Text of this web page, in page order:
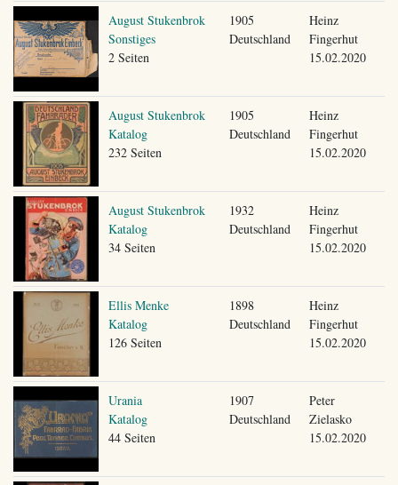
August Stukenbrok
Sonstiges
2 Seiten
1905
Deutschland
Heinz
Fingerhut
15.02.2020
August Stukenbrok
Katalog
232 Seiten
1905
Deutschland
Heinz
Fingerhut
15.02.2020
August Stukenbrok
Katalog
34 Seiten
1932
Deutschland
Heinz
Fingerhut
15.02.2020
Ellis Menke
Katalog
126 Seiten
1898
Deutschland
Heinz
Fingerhut
15.02.2020
Urania
Katalog
44 Seiten
1907
Deutschland
Peter
Zielasko
15.02.2020